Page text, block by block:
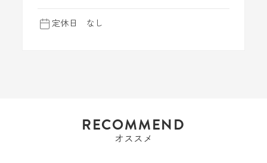
定休日 なし
RECOMMEND
オススメ